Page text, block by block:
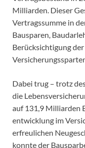
Milliarden. Dieser
Vertragssumme in
Bausparen,
Berücksichtigung
Dabei trug – trotz
die
auf 131,9 Milliarden
entwicklung im
erfreulichen
konnte der